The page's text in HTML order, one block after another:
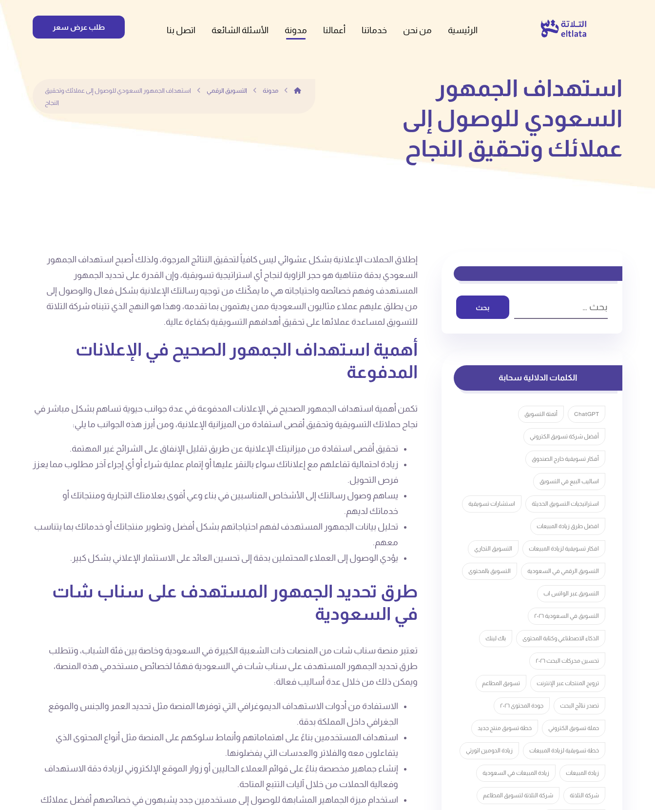
الرئيسية من نحن خدماتنا أعمالنا مدونة الأسئلة الشائعة اتصل بنا طلب عرض سعر
استهداف الجمهور
السعودي للوصول إلى
عملائك وتحقيق النجاح
مدونة التسويق الرقمي
استهداف الجمهور السعودي للوصول إلى عملائك وتحقيق
النجاح
إطلاق الحملات الإعلانية بشكل عشوائي ليس كافياً لتحقيق النتائج المرجوة، ولذلك أصبح استهداف الجمهور
السعودي بدقة متناهية هو حجر الزاوية لنجاح أي استراتيجية تسويقية، وإن القدرة على تحديد الجمهور
المستهدف وفهم خصائصه واحتياجاته هي ما يمكّنك من توجيه رسالتك الإعلانية بشكل فعال والوصول إلى
من يطلق عليهم عملاء مثاليون السعودية ممن يهتمون بما تقدمه، وهذا هو النهج الذي تتبناه شركة التلاتة
للتسويق لمساعدة عملائها على تحقيق أهدافهم التسويقية بكفاءة عالية.
أهمية استهداف الجمهور الصحيح في الإعلانات
المدفوعة
تكمن أهمية استهداف الجمهور الصحيح في الإعلانات المدفوعة في عدة جوانب حيوية تساهم بشكل مباشر في
نجاح حملاتك التسويقية وتحقيق أقصى استفادة من الميزانية الإعلانية، ومن أبرز هذه الجوانب ما يلي:
تحقيق أقصى استفادة من ميزانيتك الإعلانية عن طريق تقليل الإنفاق على الشرائح غير المهتمة.
زيادة احتمالية تفاعلهم مع إعلاناتك سواء بالنقر عليها أو إتمام عملية شراء أو أي إجراء آخر مطلوب مما يعزز
فرص التحويل.
يساهم وصول رسالتك إلى الأشخاص المناسبين في بناء وعي أقوى بعلامتك التجارية ومنتجاتك أو
خدماتك لديهم.
تحليل بيانات الجمهور المستهدف لفهم احتياجاتهم بشكل أفضل وتطوير منتجاتك أو خدماتك بما يتناسب
معهم.
يؤدي الوصول إلى العملاء المحتملين بدقة إلى تحسين العائد على الاستثمار الإعلاني بشكل كبير.
طرق تحديد الجمهور المستهدف على سناب شات
في السعودية
تعتبر منصة سناب شات من المنصات ذات الشعبية الكبيرة في السعودية وخاصة بين فئة الشباب، وتتطلب
طرق تحديد الجمهور المستهدف على سناب شات في السعودية فهمًا لخصائص مستخدمي هذه المنصة،
ويمكن ذلك من خلال عدة أساليب فعالة:
الاستفادة من أدوات الاستهداف الديموغرافي التي توفرها المنصة مثل تحديد العمر والجنس والموقع
الجغرافي داخل المملكة بدقة.
استهداف المستخدمين بناءً على اهتماماتهم وأنماط سلوكهم على المنصة مثل أنواع المحتوى الذي
يتفاعلون معه والفلاتر والعدسات التي يفضلونها.
إنشاء جماهير مخصصة بناءً على قوائم العملاء الحاليين أو زوار الموقع الإلكتروني لزيادة دقة الاستهداف
وفعالية الحملات من خلال آليات التتبع المتاحة.
استخدام ميزة الجماهير المشابهة للوصول إلى مستخدمين جدد يشبهون في خصائصهم أفضل عملائك
بحث
الكلمات الدلالية سحابة
ChatGPT أتمتة التسويق
أفضل شركة تسويق الكتروني
أفكار تسويقية خارج الصندوق
اساليب البيع في التسويق
استراتيجيات التسويق الحديثة استشارات تسويقية
افضل طرق زيادة المبيعات
افكار تسويقية لزيادة المبيعات التسويق التجاري
التسويق الرقمي في السعودية التسويق بالمحتوى
التسويق عبر الواتس اب
التسويق في السعودية ٢٠٢٦
الذكاء الاصطناعي وكتابة المحتوى باك لينك
تحسين محركات البحث ٢٠٢٦
ترويج المنتجات عبر الإنترنت تسويق المطاعم
تصدر نتائج البحث جودة المحتوى ٢٠٢٦
حملة تسويق الكتروني خطة تسويق منتج جديد
خطة تسويقية لزيادة المبيعات زيادة الدومين اثورتي
زيادة المبيعات زيادة المبيعات في السعودية
شركة التلاتة شركة التلاتة لتسويق المطاعم